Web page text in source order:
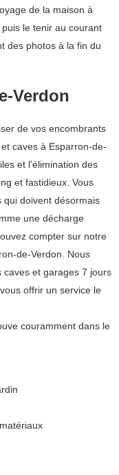
de la maison à
le tenir au courant
des photos à la fin du
Verdon
de vos encombrants
caves à Esparron-de-
et l’élimination des
et fastidieux. Vous
qui doivent désormais
une décharge
compter sur notre
de-Verdon. Nous
et garages 7 jours
offrir un service le
couramment dans le